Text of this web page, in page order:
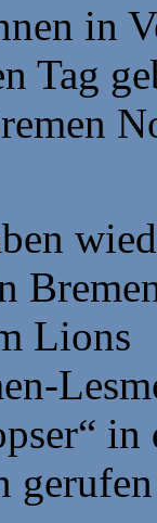
in
Tag
Lions